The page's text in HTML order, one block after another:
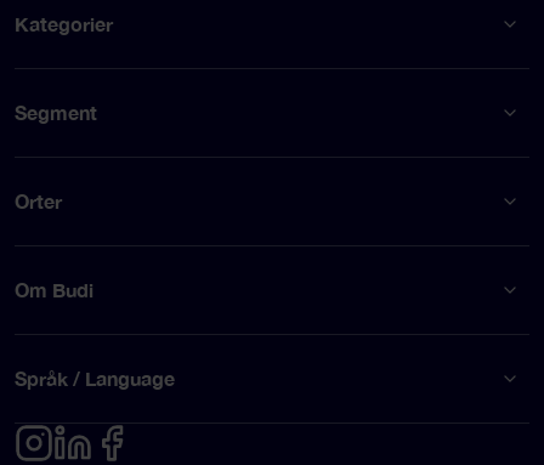
Kategorier
Segment
Orter
Om Budi
Språk / Language